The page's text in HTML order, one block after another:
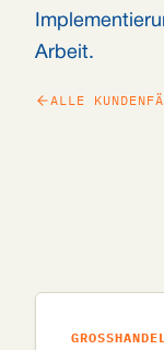
Arbeit.
ALLE
GROSSHANDEL